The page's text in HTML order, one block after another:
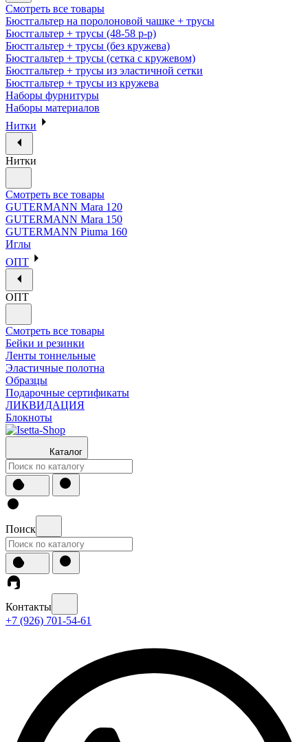
Смотреть все товары
Бюстгальтер на поролоновой чашке + трусы
Бюстгальтер + трусы (48-58 р-р)
Бюстгальтер + трусы (без кружева)
Бюстгальтер + трусы (сетка с кружевом)
Бюстгальтер + трусы из эластичной сетки
Бюстгальтер + трусы из кружева
Наборы фурнитуры
Наборы материалов
Нитки
Нитки
Смотреть все товары
GUTERMANN Mara 120
GUTERMANN Mara 150
GUTERMANN Piuma 160
Иглы
ОПТ
ОПТ
Смотреть все товары
Бейки и резинки
Ленты тоннельные
Эластичные полотна
Образцы
Подарочные сертификаты
ЛИКВИДАЦИЯ
Блокноты
Каталог
Поиск
Контакты
+7 (926) 701-54-61